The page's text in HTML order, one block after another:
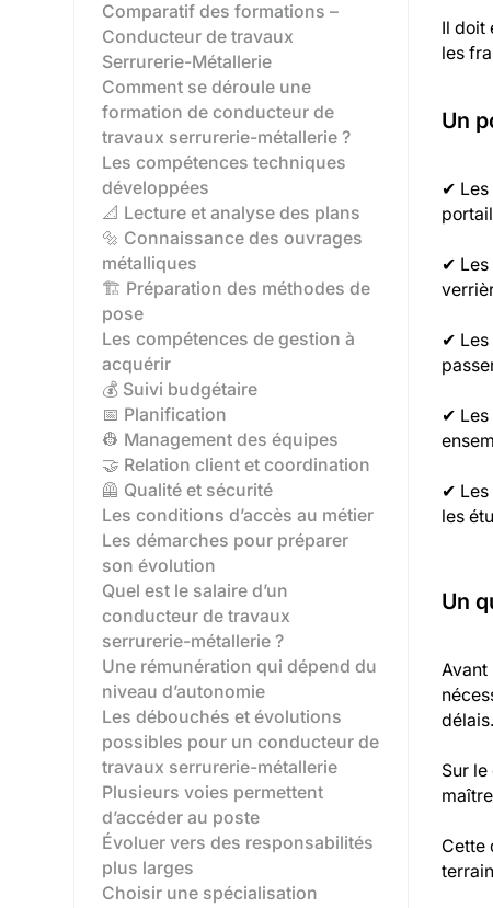
Comparatif des formations –
Conducteur de travaux
Serrurerie-Métallerie
Comment se déroule une
formation de conducteur de
travaux serrurerie-métallerie ?
Les compétences techniques
développées
📐 Lecture et analyse des plans
🔩 Connaissance des ouvrages
métalliques
🏗️ Préparation des méthodes de
pose
Les compétences de gestion à
acquérir
💰 Suivi budgétaire
📅 Planification
👷 Management des équipes
🤝 Relation client et coordination
🦺 Qualité et sécurité
Les conditions d’accès au métier
Les démarches pour préparer
son évolution
Quel est le salaire d’un
conducteur de travaux
serrurerie-métallerie ?
Une rémunération qui dépend du
niveau d’autonomie
Les débouchés et évolutions
possibles pour un conducteur de
travaux serrurerie-métallerie
Plusieurs voies permettent
d’accéder au poste‍
Évoluer vers des responsabilités
plus larges‍
Choisir une spécialisation‍
Il doit
les
Un
✔ Les
✔ Les
✔ Les
✔ Les
✔ Les
les
Un
délais.
Sur
Cette